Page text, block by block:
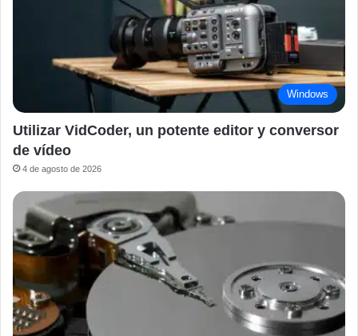
Windows
Utilizar VidCoder, un potente editor y conversor
de vídeo
4 de agosto de 2026